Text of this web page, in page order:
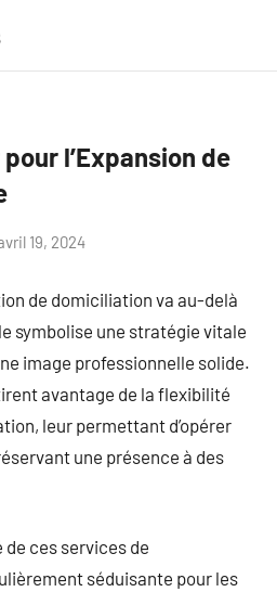
l’Expansion de
19, 2024
de domiciliation va au-delà
symbolise une stratégie vitale
image professionnelle solide.
avantage de la flexibilité
leur permettant d’opérer
une présence à des
de ces services de
séduisante pour les